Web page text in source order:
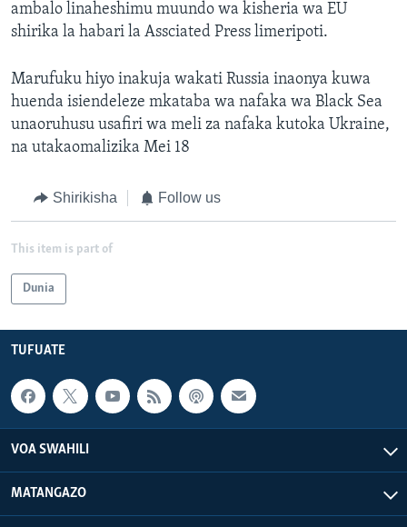
ambalo linaheshimu muundo wa kisheria wa EU
shirika la habari la Assciated Press limeripoti.
Marufuku hiyo inakuja wakati Russia inaonya kuwa
huenda isiendeleze mkataba wa nafaka wa Black Sea
unaoruhusu usafiri wa meli za nafaka kutoka Ukraine,
na utakaomalizika Mei 18
Shirikisha Follow us
This item is part of
Dunia
TUFUATE
VOA SWAHILI
MATANGAZO